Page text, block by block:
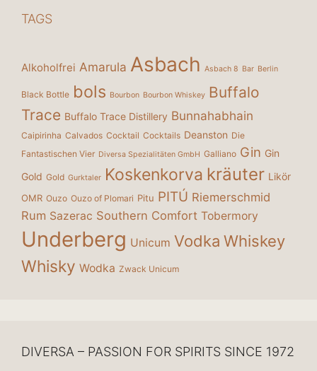
TAGS
Alkoholfrei Amarula Asbach Asbach 8 Bar Berlin
Black Bottle bols Bourbon Bourbon Whiskey Buffalo
Trace Buffalo Trace Distillery Bunnahabhain
Caipirinha Calvados Cocktail Cocktails Deanston Die
Fantastischen Vier Diversa Spezialitäten GmbH Galliano Gin Gin
Gold Gold Gurktaler Koskenkorva kräuter Likör
OMR Ouzo Ouzo of Plomari Pitu PITÚ Riemerschmid
Rum Sazerac Southern Comfort Tobermory
Underberg Unicum Vodka Whiskey
Whisky Wodka Zwack Unicum
DIVERSA – PASSION FOR SPIRITS SINCE 1972